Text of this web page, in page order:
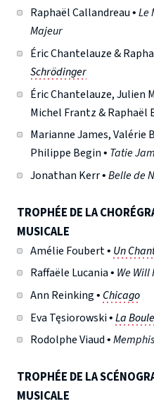
Raphaël Callandreau •Le
Majeur
Éric Chantelauze &
Schrödinger
Éric Chantelauze, Julien
Michel Frantz & Raphaël
Marianne James, Valérie
Philippe Begin • Tatie
Jonathan Kerr •Belle de
TROPHÉE DE LA
MUSICALE
Amélie Foubert • Un
Raffaële Lucania • We Will
Ann Reinking • Chicago
Eva Tęsiorowski •La
Rodolphe Viaud •
TROPHÉE DE LA
MUSICALE